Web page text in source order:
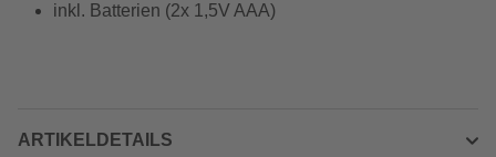
inkl. Batterien (2x 1,5V AAA)
ARTIKELDETAILS